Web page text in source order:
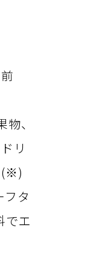
、
リ
(※)
タ
でエ